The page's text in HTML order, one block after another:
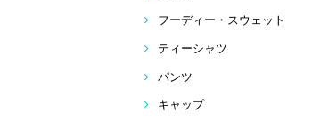
フーディー・スウェット
ティーシャツ
パンツ
キャップ